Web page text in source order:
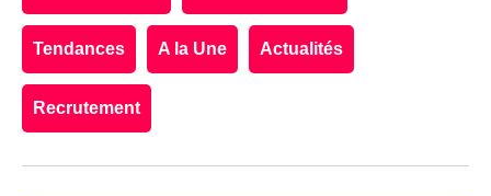
Tendances A la Une Actualités
Recrutement